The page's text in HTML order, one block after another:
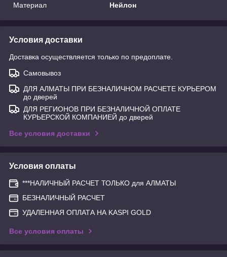
Материал
Нейлон
Условия доставки
Доставка осуществляется только по предоплате.
Самовывоз
ДЛЯ АЛМАТЫ ПРИ БЕЗНАЛИЧНОМ РАСЧЕТЕ КУРЬЕРОМ
до дверей
ДЛЯ РЕГИОНОВ ПРИ БЕЗНАЛИЧНОЙ ОПЛАТЕ
КУРЬЕРСКОЙ КОМПАНИЕЙ до дверей
Все условия доставки
Условия оплаты
***НАЛИЧНЫЙ РАСЧЕТ ТОЛЬКО для АЛМАТЫ
БЕЗНАЛИЧНЫЙ РАСЧЕТ
УДАЛЕННАЯ ОПЛАТА НА KASPI GOLD
Все условия оплаты